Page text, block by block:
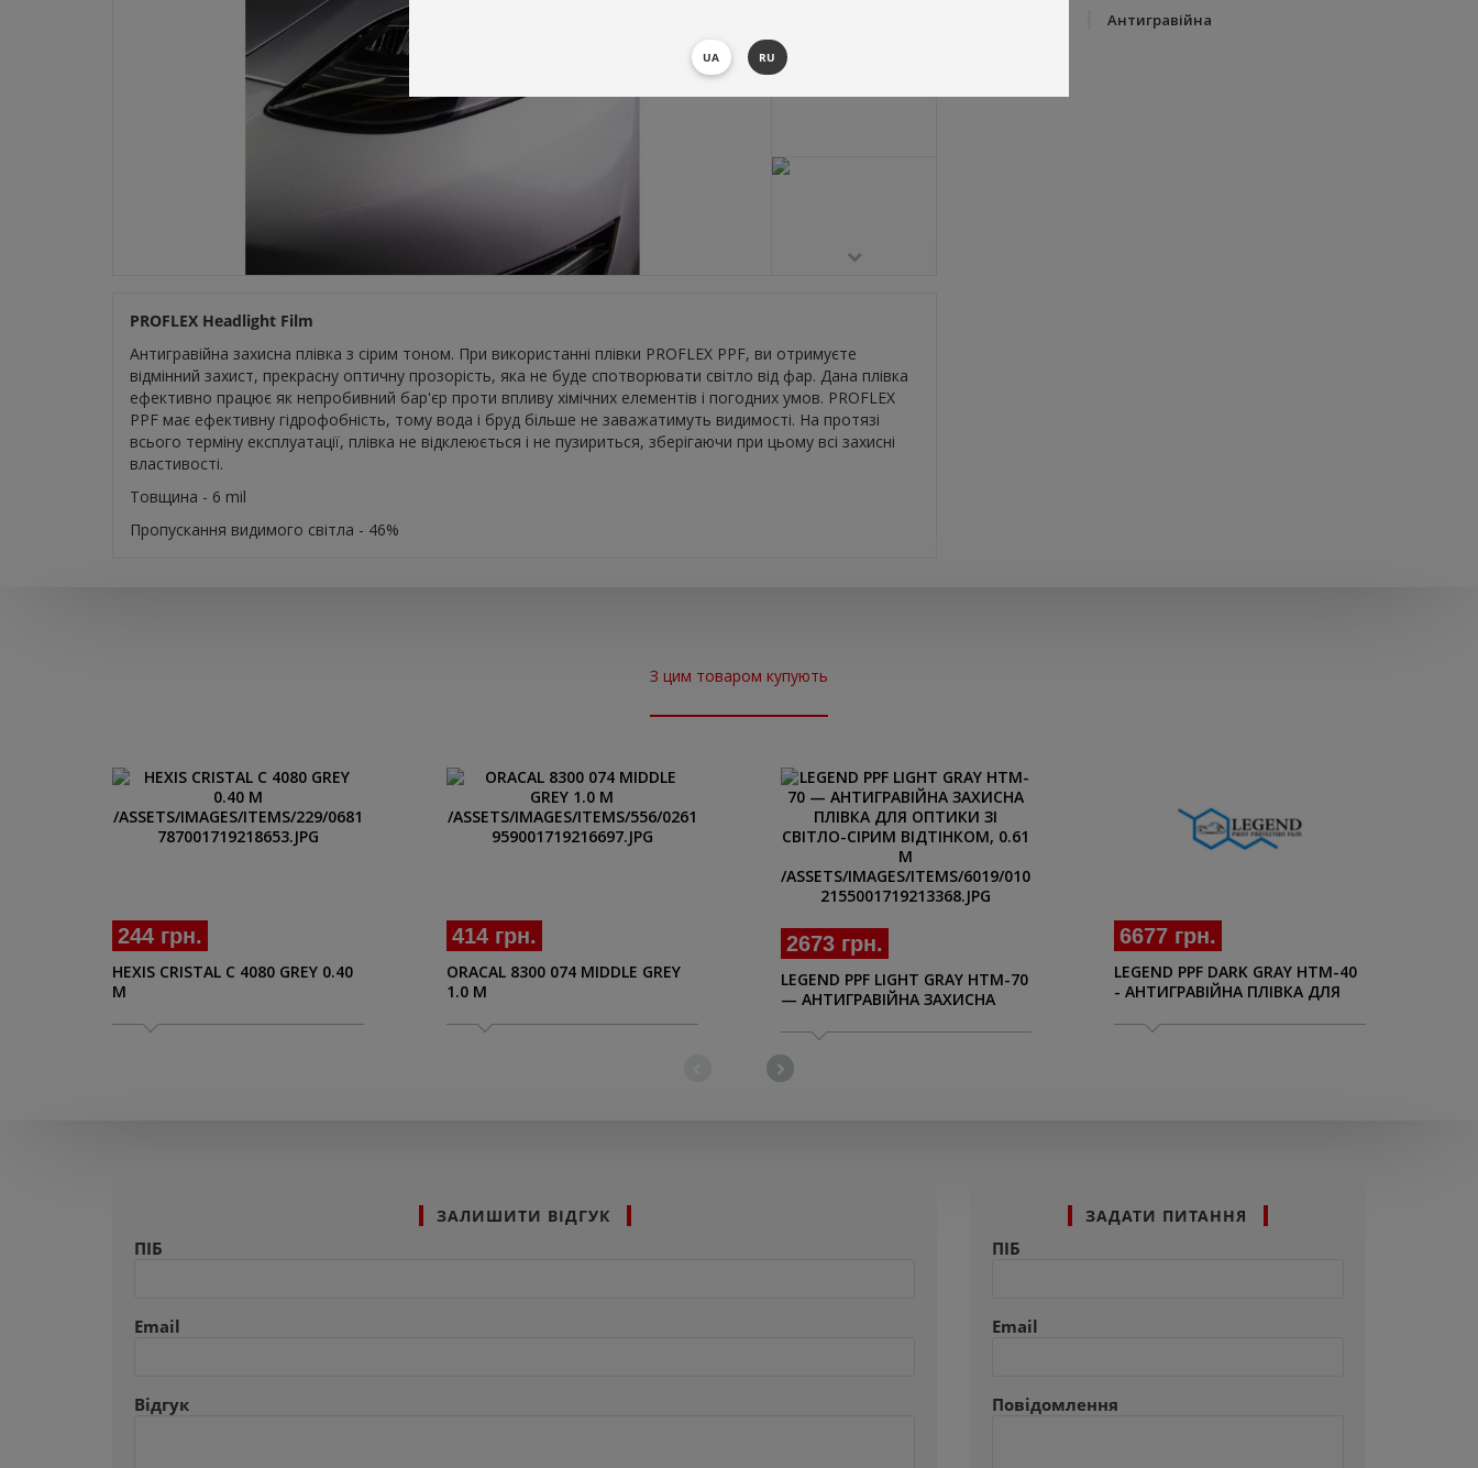
PROFLEX Headlight Film
Антигравійна захисна плівка з сірим тоном. При використанні плівки PROFLEX PPF, ви отримуєте
відмінний захист, прекрасну оптичну прозорість, яка не буде спотворювати світло від фар. Дана плівка
ефективно працює як непробивний бар'єр проти впливу хімічних елементів і погодних умов. PROFLEX
PPF має ефективну гідрофобність, тому вода і бруд більше не заважатимуть видимості. На протязі
всього терміну експлуатації, плівка не відклеюється і не пузириться, зберігаючи при цьому всі захисні
властивості.
Товщина - 6 mil
Пропускання видимого світла - 46%
Антигравійна
З цим товаром купують
244 грн.
HEXIS CRISTAL C 4080 GREY 0.40
M
414 грн.
ORACAL 8300 074 MIDDLE GREY
1.0 M
2673 грн.
LEGEND PPF LIGHT GRAY HTM-70
— АНТИГРАВІЙНА ЗАХИСНА
СВІТЛО-СІРИМ ВІДТІНКОМ, 0.61
M
6677 грн.
LEGEND PPF DARK GRAY HTM-40
- АНТИГРАВІЙНА ПЛІВКА ДЛЯ
ВІДТІНКОМ, 1.524 M
ЗАЛИШИТИ ВІДГУК
ПІБ
Email
Відгук
ЗАДАТИ ПИТАННЯ
ПІБ
Email
Повідомлення
UA RU